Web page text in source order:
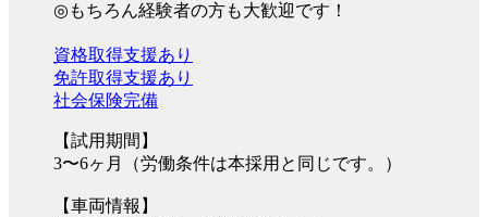
◎もちろん経験者の方も大歓迎です！
資格取得支援あり
免許取得支援あり
社会保険完備
【試用期間】
3〜6ヶ月（労働条件は本採用と同じです。）
【車両情報】